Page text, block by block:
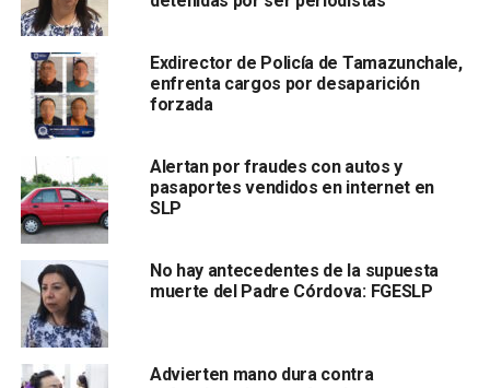
vehículo particular.
Al encontrase con el hombre, presumiblemente los privó
de la libertad y desde esa ocasión la familia no tiene
conocimiento de sus paraderos.
Posteriormente el automóvil de la perito fue hallado a
inmediaciones de la iglesia de la Estrella que se ubica en
la avenidaRicardo B. Anaya
Exdirector de Policía de Tamazunchale,
enfrenta cargos por desaparición
forzada
Alertan por fraudes con autos y
pasaportes vendidos en internet en
SLP
No hay antecedentes de la supuesta
muerte del Padre Córdova: FGESLP
Advierten mano dura contra